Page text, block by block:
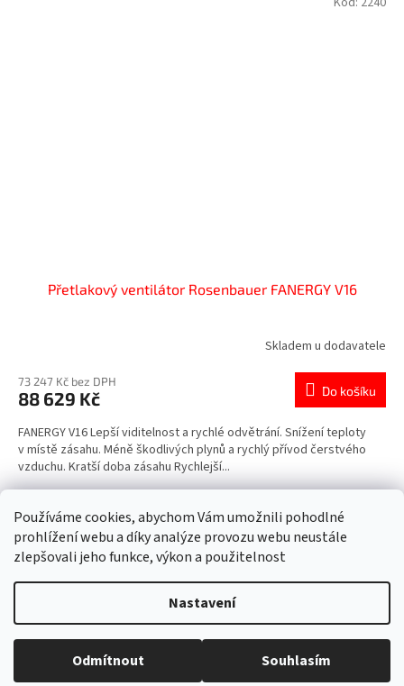
Používáme cookies, abychom Vám umožnili pohodlné
prohlížení webu a díky analýze provozu webu neustále
zlepšovali jeho funkce, výkon a použitelnost
Nastavení
Odmítnout Souhlasím
Přetlakový ventilátor Rosenbauer FANERGY V16
Skladem u dodavatele
73 247 Kč bez DPH
88 629 Kč Do košíku
FANERGY V16 Lepší viditelnost a rychlé odvětrání. Snížení teploty
v místě zásahu. Méně škodlivých plynů a rychlý přívod čerstvého
vzduchu. Kratší doba zásahu Rychlejší...
O
v
l
á
d
a
c
í
12položek celkem
Copyright 20264FIRE s.r.o.. Všechna práva vyhrazena.Upravit